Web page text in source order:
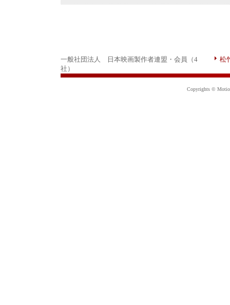
一般社団法人 日本映画製作者連盟・会員（4
社）
松
Copyrights ©